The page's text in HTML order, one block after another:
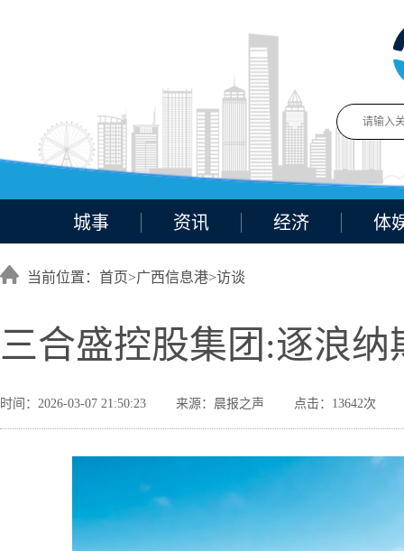
城事 资讯 经济 体
当前位置：首页>广西信息港>访谈
三合盛控股集团:逐浪
时间：2026-03-07 21:50:23 来源：晨报之声 点击：13642次